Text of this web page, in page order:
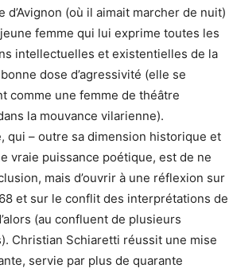
(où il aimait marcher de nuit)
femme qui lui exprime toutes les
intellectuelles et existentielles de la
dose d’agressivité (elle se
comme une femme de théâtre
la mouvance vilarienne).
qui – outre sa dimension historique et
vraie puissance poétique, est de ne
mais d’ouvrir à une réflexion sur
et sur le conflit des interprétations de
(au confluent de plusieurs
Christian Schiaretti réussit une mise
servie par plus de quarante